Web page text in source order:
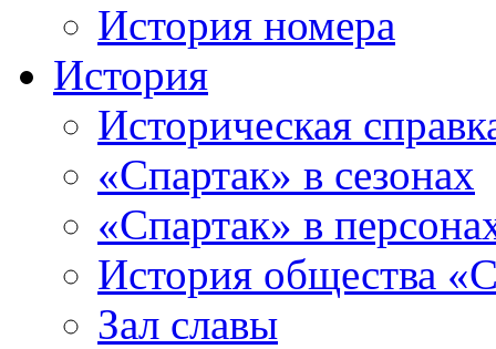
История номера
История
Историческая
«Спартак» в сезонах
«Спартак» в
История общества
Зал славы